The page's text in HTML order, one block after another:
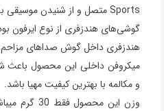
Sports متصل و از شنیدن موسیقی به‌صورت حرفه‌ای لذت ببرید.
گوشی‌های هندزفری از نوع ایرفون
هندزفری داخل گوش صداهای مزاحم
میکروفن داخلی این محصول باعث
و مکالمه با بهترین کیفیت مهیا باشد.
وزن این